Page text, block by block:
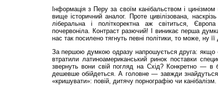
Інформація з Перу за своїм канібальством і
вище історичний аналог. Проте цивілізована,
ліберальна і політкоректна аж світиться,
почервоніла. Контраст разючий! І виникає перша
нас так посилено тягнуть певні політики, то може, ну її
За першою думкою одразу напрошується друга: якщо
втратили латиноамериканський ринок поставки
звернуть вони свій погляд на Схід? Конкретно —
дешевше обійдеться. А головне — завжди
«кришувати»: повій, дитячу порнографію чи канібалізм.